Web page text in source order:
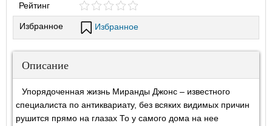
Рейтинг
Избранное Избранное
Описание
Упорядоченная жизнь Миранды Джонс – известного
специалиста по антиквариату, без всяких видимых причин
рушится прямо на глазах То у самого дома на нее